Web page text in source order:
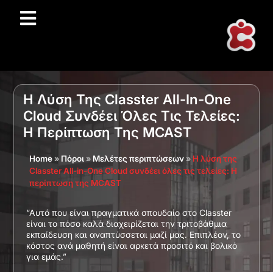
Η Λύση Της Classter All-In-One
Cloud Συνδέει Όλες Τις Τελείες:
Η Περίπτωση Της MCAST
Home » Πόροι » Μελέτες περιπτώσεων » Η λύση της
Classter All-in-One Cloud συνδέει όλες τις τελείες: Η
περίπτωση της MCAST
“Αυτό που είναι πραγματικά σπουδαίο στο Classter
είναι το πόσο καλά διαχειρίζεται την τριτοβάθμια
εκπαίδευση και αναπτύσσεται μαζί μας. Επιπλέον, το
κόστος ανά μαθητή είναι αρκετά προσιτό και βολικό
για εμάς.”